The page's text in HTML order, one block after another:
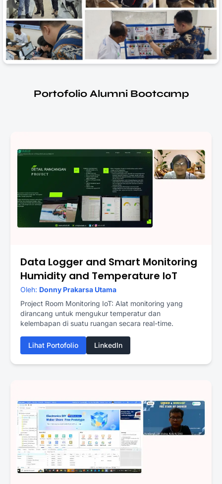
Portofolio Alumni Bootcamp
Data Logger and Smart Monitoring
Humidity and Temperature IoT
Oleh: Donny Prakarsa Utama
Project Room Monitoring IoT: Alat monitoring yang
dirancang untuk mengukur temperatur dan
kelembapan di suatu ruangan secara real-time.
Lihat Portofolio LinkedIn